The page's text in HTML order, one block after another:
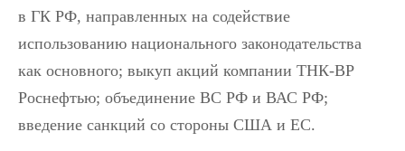
в ГК РФ, направленных на содействие
использованию национального законодательства
как основного; выкуп акций компании ТНК-BP
Роснефтью; объединение ВС РФ и ВАС РФ;
введение санкций со стороны США и ЕС.